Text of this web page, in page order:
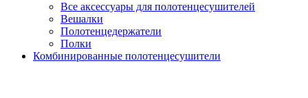
Все аксессуары для полотенцесушителей
Вешалки
Полотенцедержатели
Полки
Комбинированные полотенцесушители